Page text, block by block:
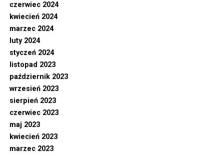
czerwiec 2024
kwiecień 2024
marzec 2024
luty 2024
styczeń 2024
listopad 2023
październik 2023
wrzesień 2023
sierpień 2023
czerwiec 2023
maj 2023
kwiecień 2023
marzec 2023